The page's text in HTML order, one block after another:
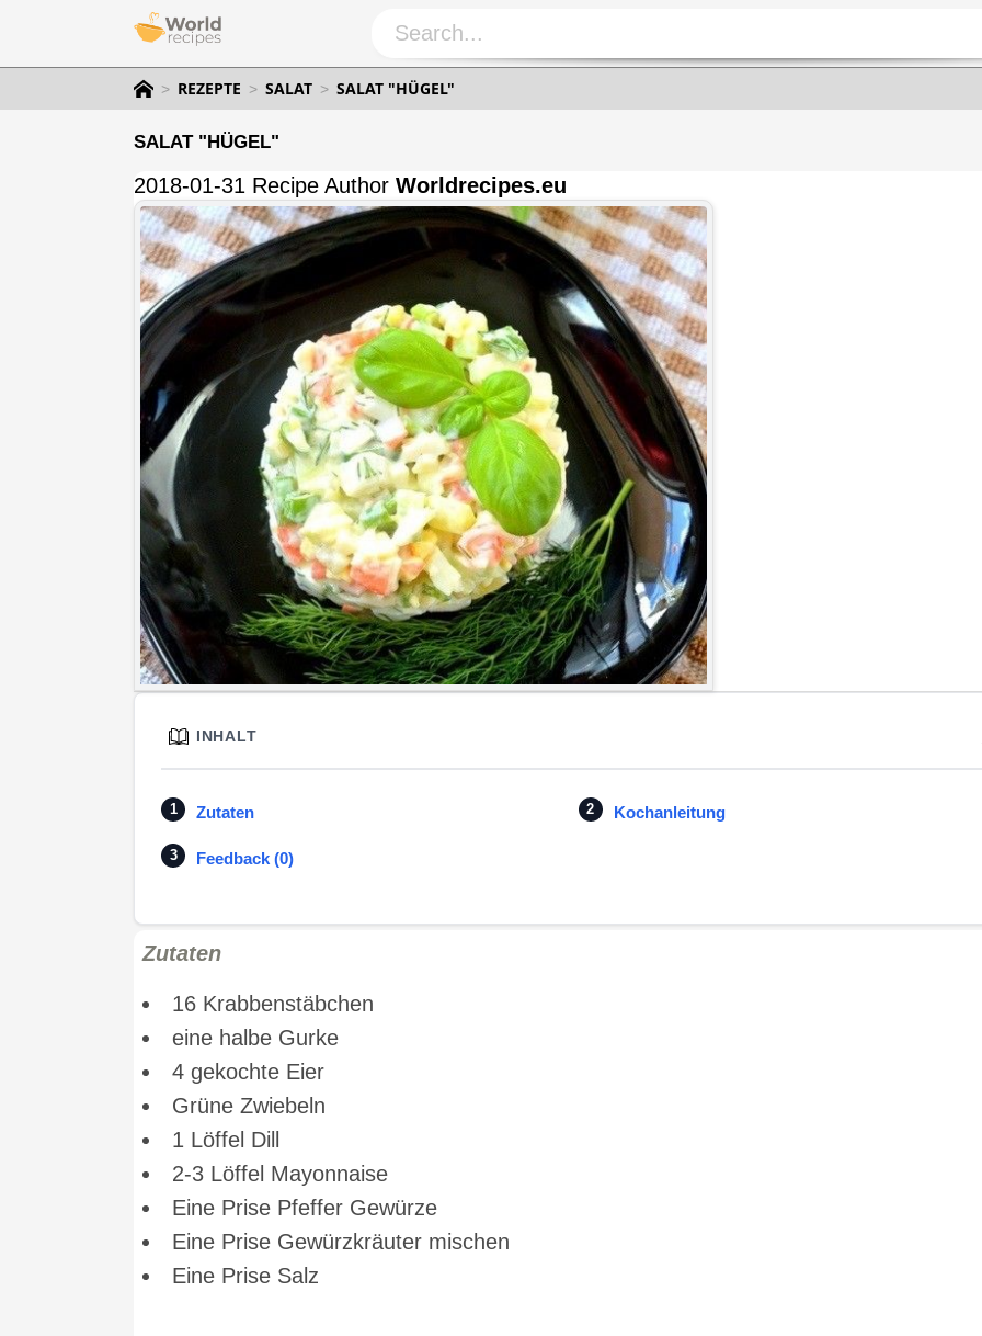
REZEPTE SALAT SALAT "HÜGEL"
SALAT "HÜGEL"
2018-01-31 Recipe Author Worldrecipes.eu
INHALT
Zutaten Kochanleitung
Feedback (0)
Zutaten
16 Krabbenstäbchen
eine halbe Gurke
4 gekochte Eier
Grüne Zwiebeln
1 Löffel Dill
2-3 Löffel Mayonnaise
Eine Prise Pfeffer Gewürze
Eine Prise Gewürzkräuter mischen
Eine Prise Salz